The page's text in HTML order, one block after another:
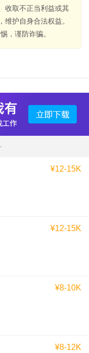
收取不正当利益或其
护自身合法权益。
，谨防诈骗。
¥12-15K
¥12-15K
¥8-10K
¥8-12K